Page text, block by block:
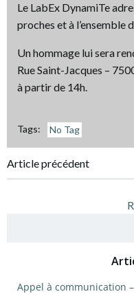
Le LabEx DynamiTe
proches et à l’ensemble
Un hommage lui sera
Rue Saint-Jacques –
à partir de 14h.
Tags: No Tag
Navigation
Article précédent
Appel à communication